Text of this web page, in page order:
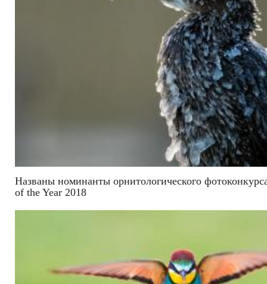
Названы номинанты орнитологического
of the Year 2018